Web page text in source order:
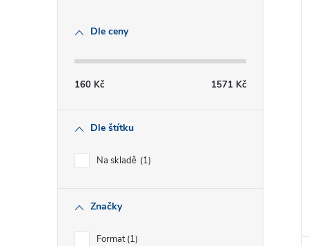
Dle ceny
160 Kč 1571 Kč
Dle štítku
Na skladě 1
Značky
Format 1